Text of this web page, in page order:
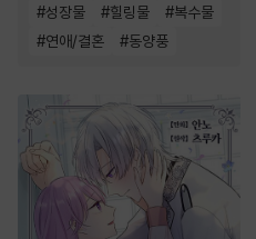
#성장물 #힐링물 #복수물
#연애/결혼 #동양풍